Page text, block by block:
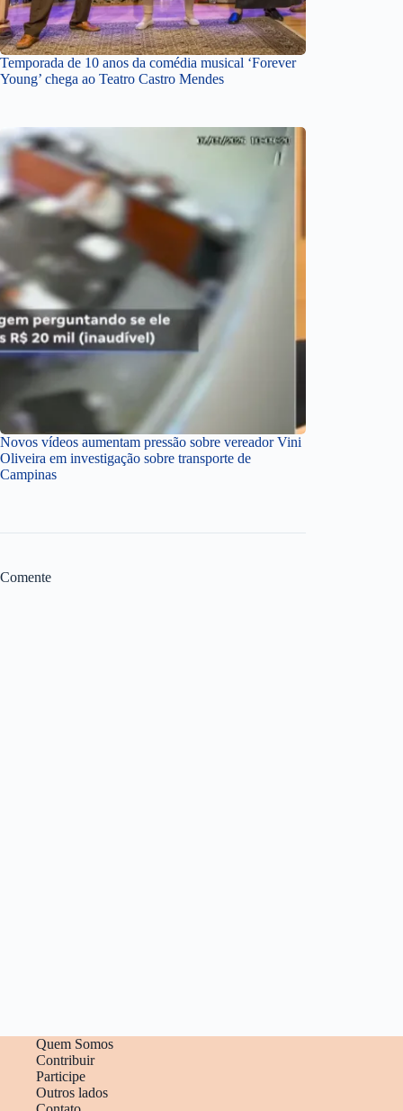
Temporada de 10 anos da comédia musical ‘Forever
Young’ chega ao Teatro Castro Mendes
Novos vídeos aumentam pressão sobre vereador Vini
Oliveira em investigação sobre transporte de
Campinas
Comente
Quem Somos
Contribuir
Participe
Outros lados